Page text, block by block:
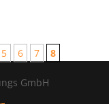
5 6 7 8
GmbH